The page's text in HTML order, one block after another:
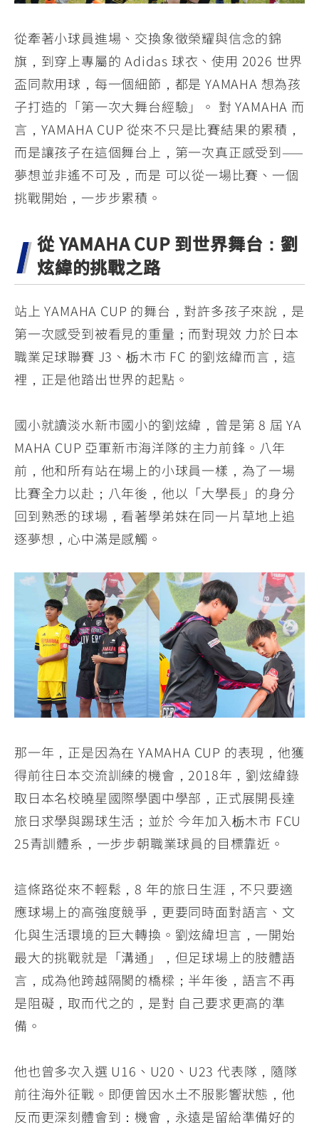
從牽著小球員進場、交換象徵榮耀與信念的錦
旗，到穿上專屬的 Adidas 球衣、使用 2026 世界
盃同款用球，每一個細節，都是 YAMAHA 想為孩
子打造的「第一次大舞台經驗」。 對 YAMAHA 而
言，YAMAHA CUP 從來不只是比賽結果的累積，
而是讓孩子在這個舞台上，第一次真正感受到——
夢想並非遙不可及，而是 可以從一場比賽、一個
挑戰開始，一步步累積。
從 YAMAHA CUP 到世界舞台：劉
炫緯的挑戰之路
站上 YAMAHA CUP 的舞台，對許多孩子來說，是
第一次感受到被看見的重量；而對現效 力於日本
職業足球聯賽 J3、栃木市 FC 的劉炫緯而言，這
裡，正是他踏出世界的起點。
國小就讀淡水新市國小的劉炫緯，曾是第 8 屆 YA
MAHA CUP 亞軍新市海洋隊的主力前鋒。八年
前，他和所有站在場上的小球員一樣，為了一場
比賽全力以赴；八年後，他以「大學長」的身分
回到熟悉的球場，看著學弟妹在同一片草地上追
逐夢想，心中滿是感觸。
那一年，正是因為在 YAMAHA CUP 的表現，他獲
得前往日本交流訓練的機會，2018年，劉炫緯錄
取日本名校曉星國際學園中學部，正式展開長達
旅日求學與踢球生活；並於 今年加入栃木市 FCU
25青訓體系，一步步朝職業球員的目標靠近。
這條路從來不輕鬆，8 年的旅日生涯，不只要適
應球場上的高強度競爭，更要同時面對語言、文
化與生活環境的巨大轉換。劉炫緯坦言，一開始
最大的挑戰就是「溝通」，但足球場上的肢體語
言，成為他跨越隔閡的橋樑；半年後，語言不再
是阻礙，取而代之的，是對 自己要求更高的準
備。
他也曾多次入選 U16、U20、U23 代表隊，隨隊
前往海外征戰。即便曾因水土不服影響狀態，他
反而更深刻體會到：機會，永遠是留給準備好的